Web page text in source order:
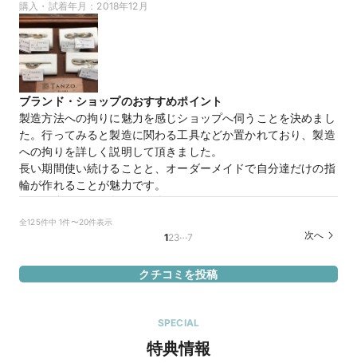
して落ち着いた雰囲気で良かったです。
も頑丈という面でもとても気に入っています。
マイナビ限定 来店特典
この店舗のおすすめ特典情報
TANZOとマイナビウエディングから最大61,000円分の特典をプレ
ゼント！
購入・試着年月： 2018年12月
ブランド・ショップのおすすめポイント
製造方法への拘りに魅力を感じショップへ伺うことを決めまし
た。行ってみると製造に関わる工具などか置かれており、製造
への拘りを詳しく説明して頂きました。
長い期間使い続けることと、オーダーメイドで自分達だけの指
輪が作れることが魅力です。
選んだ商品を気に入った理由
着け心地にも拘り、微妙に変化する指のサイズに最適なサイズ
のリングを選ぶため、サンプルをもらい細かなサイズ調整が可
みにオーダーメイドできるにも関わらず手頃な値段なのも魅力
的でした。
全125件中 1件〜20件表示
123…7 次へ
クチコミを投稿
SPECIAL
特典情報